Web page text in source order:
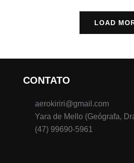
LOAD
CONTATO
aerokiriri@gmail.com
Yara de Mello (Geógrafa,
(47) 99690-5961